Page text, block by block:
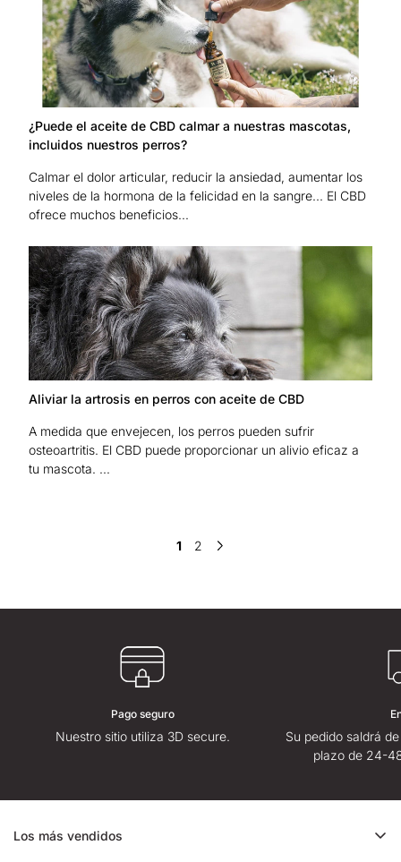
¿Puede el aceite de CBD calmar a nuestras mascotas,
incluidos nuestros perros?
Calmar el dolor articular, reducir la ansiedad, aumentar los
niveles de la hormona de la felicidad en la sangre... El CBD
ofrece muchos beneficios...
Aliviar la artrosis en perros con aceite de CBD
A medida que envejecen, los perros pueden sufrir
osteoartritis. El CBD puede proporcionar un alivio eficaz a
tu mascota. ...
1 2
Pago seguro
Nuestro sitio utiliza 3D secure.
Su pedido saldrá
plazo de 24-
Los más vendidos